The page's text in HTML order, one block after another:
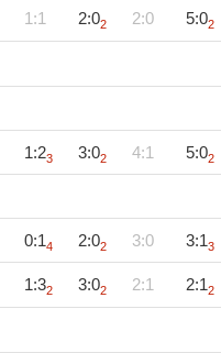
1:1 2:02 2:0 5:02
1:23 3:02 4:1 5:02
0:14 2:02 3:0 3:13
1:32 3:02 2:1 2:12